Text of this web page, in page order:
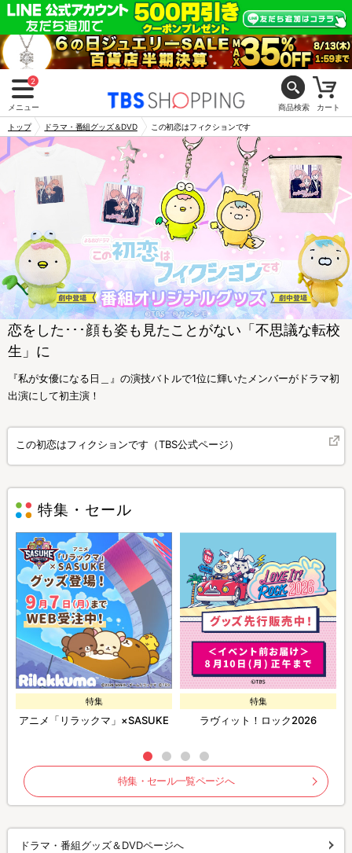
2
メニュー 商品検索 カート
トップ ドラマ・番組グッズ＆DVD この初恋はフィクションです
恋をした･･･顔も姿も見たことがない「不思議な転校
生」に
『私が女優になる日＿』の演技バトルで1位に輝いたメンバーがドラマ初
出演にして初主演！
この初恋はフィクションです（TBS公式ページ）
特集・セール
特集
アニメ「リラックマ」×SASUKE
特集
ラヴィット！ロック2026
特集・セール一覧ページへ
ドラマ・番組グッズ＆DVDページへ